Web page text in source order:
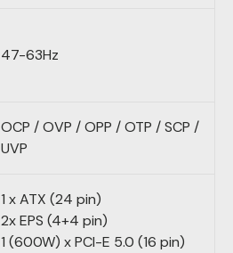
47-63Hz
OCP / OVP / OPP / OTP / SCP /
UVP
1 x ATX (24 pin)
2x EPS (4+4 pin)
1 (600W) x PCI-E 5.0 (16 pin)